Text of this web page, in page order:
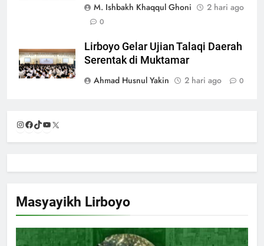
M. Ishbakh Khaqqul Ghoni
2 hari ago
0
Lirboyo Gelar Ujian Talaqi Daerah
Serentak di Muktamar
Ahmad Husnul Yakin
2 hari ago 0
Instagram
Facebook
TikTok
YouTube
Masyayikh Lirboyo